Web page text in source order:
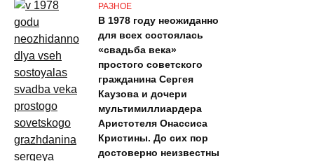
РАЗНОЕ
В 1978 году неожиданно
для всех состоялась
«свадьба века»
простого советского
гражданина Сергея
Каузова и дочери
мультимиллиардера
Аристотеля Онассиса
Кристины. До сих пор
достоверно неизвестны